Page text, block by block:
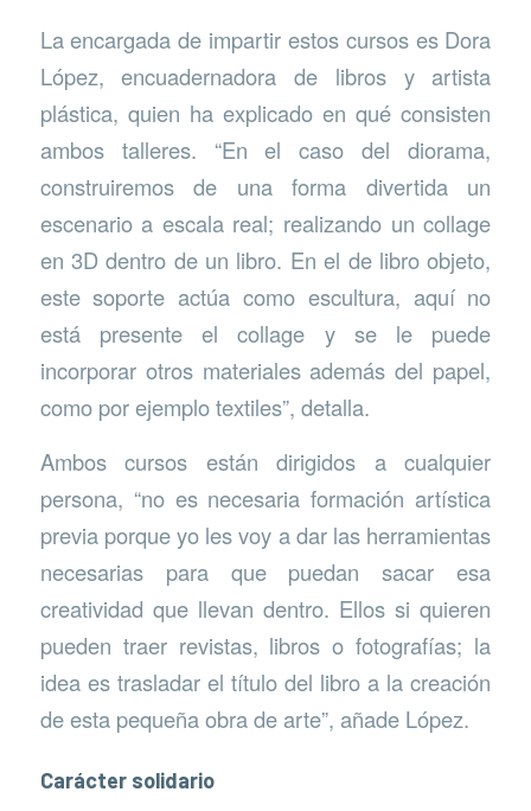
La encargada de impartir estos cursos es Dora
López, encuadernadora de libros y artista
plástica, quien ha explicado en qué consisten
ambos talleres. “En el caso del diorama,
construiremos de una forma divertida un
escenario a escala real; realizando un collage
en 3D dentro de un libro. En el de libro objeto,
este soporte actúa como escultura, aquí no
está presente el collage y se le puede
incorporar otros materiales además del papel,
como por ejemplo textiles”, detalla.
Ambos cursos están dirigidos a cualquier
persona, “no es necesaria formación artística
previa porque yo les voy a dar las herramientas
necesarias para que puedan sacar esa
creatividad que llevan dentro. Ellos si quieren
pueden traer revistas, libros o fotografías; la
idea es trasladar el título del libro a la creación
de esta pequeña obra de arte”, añade López.
Carácter solidario